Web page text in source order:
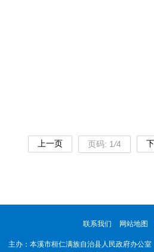
上一页 页码: 1/4
联系我们 网站地图
主办：本溪市桓仁满族自治县人民政府办公